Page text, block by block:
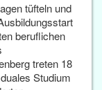
tüfteln und
beruflichen
treten 18
Studium